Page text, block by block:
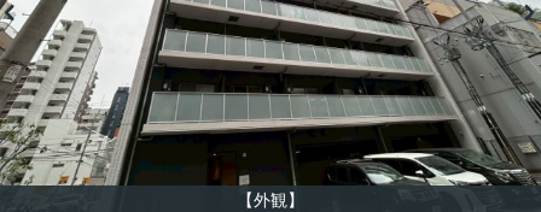
【外観】